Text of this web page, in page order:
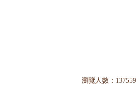
瀏覽人數：137559